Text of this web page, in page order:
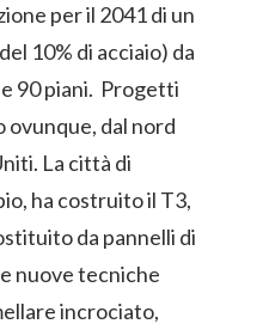
per il 2041 di un
10% di acciaio) da
90 piani. Progetti
ovunque, dal nord
La città di
ha costruito il T3,
da pannelli di
nuove tecniche
incrociato,